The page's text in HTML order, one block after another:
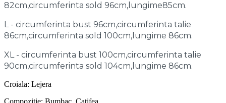
82cm,circumferinta sold 96cm,lungime85cm.
L - circumferinta bust 96cm,circumferinta talie
86cm,circumferinta sold 100cm,lungime 86cm.
XL - circumferinta bust 100cm,circumferinta talie
90cm,circumferinta sold 104cm,lungime 86cm.
Croiala: Lejera